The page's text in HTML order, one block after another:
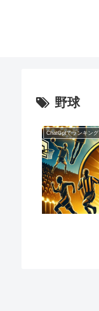
野球
ChatGptでランキング